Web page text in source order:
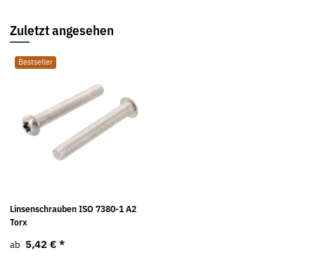
Zuletzt angesehen
Bestseller
Linsenschrauben ISO 7380-1 A2
Torx
ab 5,42 € *